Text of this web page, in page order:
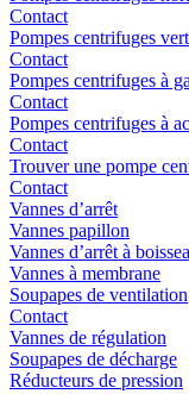
Contact
Pompes centrifuges
Contact
Pompes centrifuges à
Contact
Pompes centrifuges à
Contact
Trouver une pompe
Contact
Vannes d’arrêt
Vannes papillon
Vannes d’arrêt à
Vannes à membrane
Soupapes de ventilation
Contact
Vannes de régulation
Soupapes de décharge
Réducteurs de pression